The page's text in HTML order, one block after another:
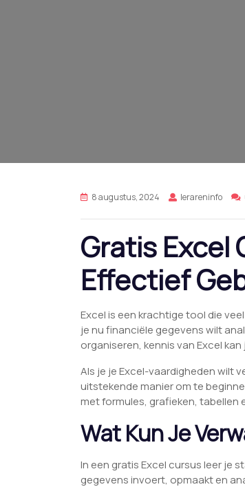
8 augustus, 2024 lerareninfo
Gratis Excel
Effectief
Excel is een krachtige tool die
je nu financiële gegevens wilt
organiseren, kennis van Excel
Als je je Excel-vaardigheden wilt
uitstekende manier om te
met formules, grafieken, tabellen
Wat Kun Je
In een gratis Excel cursus leer je
gegevens invoert, opmaakt en